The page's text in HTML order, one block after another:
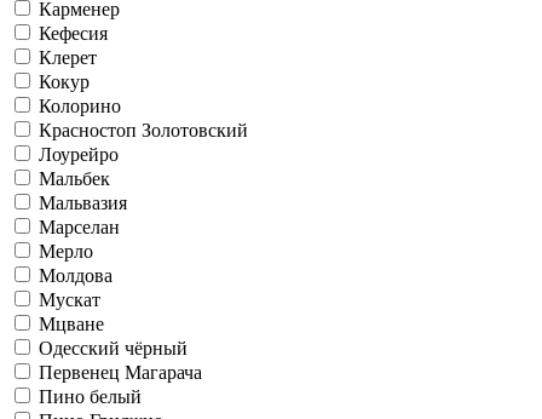
Карменер
Кефесия
Клерет
Кокур
Колорино
Красностоп Золотовский
Лоурейро
Мальбек
Мальвазия
Марселан
Мерло
Молдова
Мускат
Мцване
Одесский чёрный
Первенец Магарача
Пино белый